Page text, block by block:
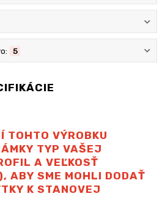
5
TOHTO VÝROBKU
TYP VAŠEJ
A VEĽKOSŤ
ABY SME MOHLI DODAŤ
K STANOVEJ